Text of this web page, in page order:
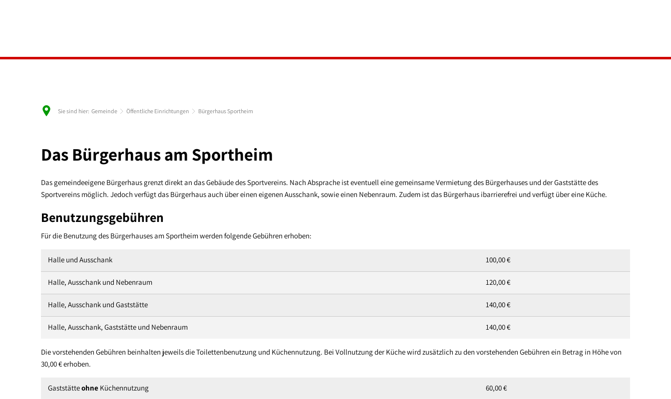
Öffentliche Einrichtungen
Sie sind hier: Gemeinde Öffentliche Einrichtungen Bürgerhaus Sportheim
Bürgerhaus
Sportheim
Das Bürgerhaus am Sportheim
Das gemeindeeigene Bürgerhaus grenzt direkt an das Gebäude des Sportvereins. Nach Absprache ist eventuell eine gemeinsame Vermietung des Bürgerhauses und der Gaststätte des
Sportvereins möglich. Jedoch verfügt das Bürgerhaus auch über einen eigenen Ausschank, sowie einen Nebenraum. Zudem ist das Bürgerhaus ibarrierefrei und verfügt über eine Küche.
Benutzungsgebühren
Für die Benutzung des Bürgerhauses am Sportheim werden folgende Gebühren erhoben:
Halle und Ausschank 100,00 €
Halle, Ausschank und Nebenraum 120,00 €
Halle, Ausschank und Gaststätte 140,00 €
Halle, Ausschank, Gaststätte und Nebenraum 140,00 €
Die vorstehenden Gebühren beinhalten jeweils die Toilettenbenutzung und Küchennutzung. Bei Vollnutzung der Küche wird zusätzlich zu den vorstehenden Gebühren ein Betrag in Höhe von
30,00 € erhoben.
Gaststätteohne Küchennutzung 60,00 €